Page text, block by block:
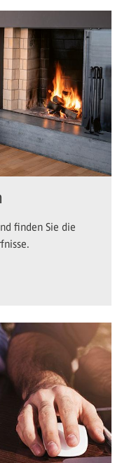
finden Sie die